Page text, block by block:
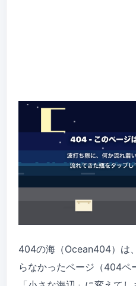
404の海（Ocean404）は
らなかったページ（404ペ